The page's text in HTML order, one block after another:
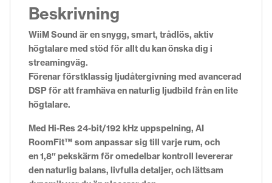
Beskrivning
WiiM Sound är en snygg, smart, trådlös, aktiv
högtalare med stöd för allt du kan önska dig i
streamingväg.
Förenarförstklassig ljudåtergivning med avancerad
DSPför att framhäva en naturlig ljudbild från en lite
högtalare.
Med Hi-Res 24-bit/192 kHz uppspelning, AI
RoomFit™ som anpassar sig till varje rum, och
en1,8″ pekskärm för omedelbar kontroll levererar
dennaturlig balans, livfulla detaljer, ochlättsam